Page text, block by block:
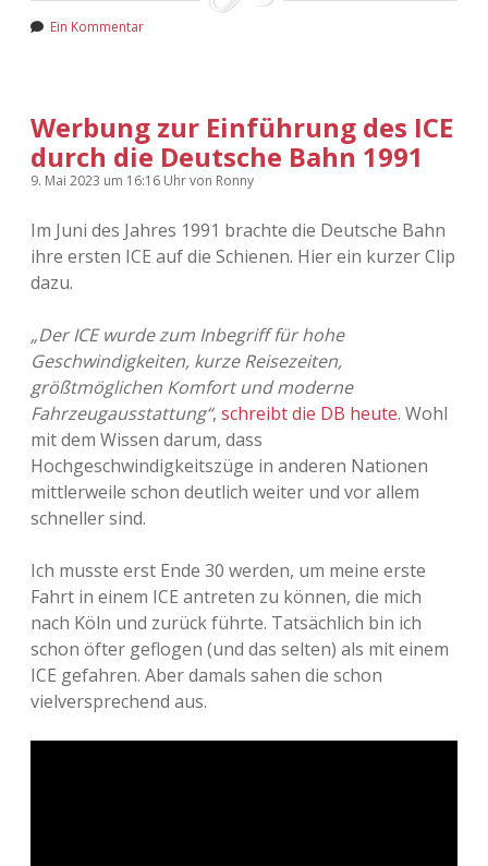
Ein Kommentar
Werbung zur Einführung des ICE
durch die Deutsche Bahn 1991
9. Mai 2023 um 16:16 Uhrvon Ronny
Im Juni des Jahres 1991 brachte die Deutsche Bahn
ihre ersten ICE auf die Schienen. Hier ein kurzer Clip
dazu.
„Der ICE wurde zum Inbegriff für hohe
Geschwindigkeiten, kurze Reisezeiten,
größtmöglichen Komfort und moderne
Fahrzeugausstattung“, schreibt die DB heute. Wohl
mit dem Wissen darum, dass
Hochgeschwindigkeitszüge in anderen Nationen
mittlerweile schon deutlich weiter und vor allem
schneller sind.
Ich musste erst Ende 30 werden, um meine erste
Fahrt in einem ICE antreten zu können, die mich
nach Köln und zurück führte. Tatsächlich bin ich
schon öfter geflogen (und das selten) als mit einem
ICE gefahren. Aber damals sahen die schon
vielversprechend aus.